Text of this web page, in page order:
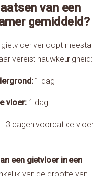
van een
gemiddeld?
verloopt meestal
vereist nauwkeurigheid:
1 dag
vloer:1 dag
dagen voordat de vloer
een gietvloer in een
van de grootte van